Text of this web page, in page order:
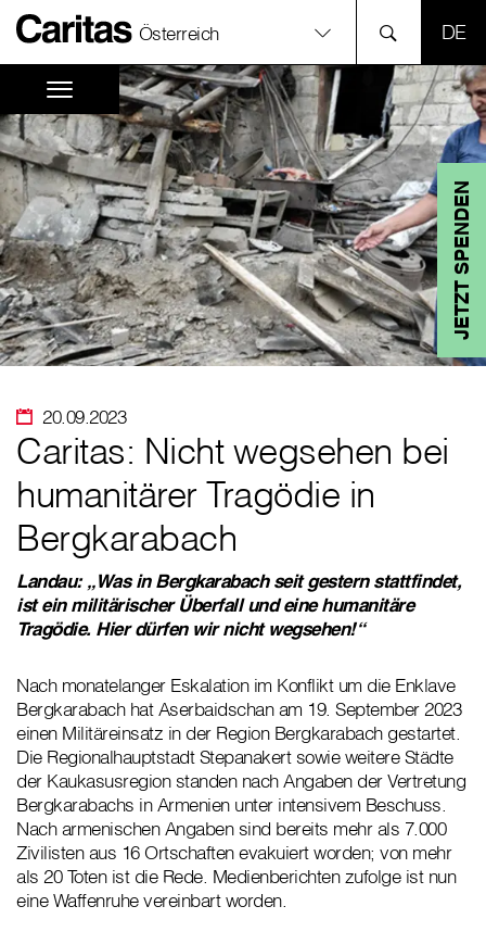
Österreich
JETZT SPENDEN
20.09.2023
Caritas: Nicht wegsehen bei
humanitärer Tragödie in
Bergkarabach
Landau: „Was in Bergkarabach seit gestern stattfindet,
ist ein militärischer Überfall und eine humanitäre
Tragödie. Hier dürfen wir nicht wegsehen!“
Nach monatelanger Eskalation im Konflikt um die Enklave
Bergkarabach hat Aserbaidschan am 19. September 2023
einen Militäreinsatz in der Region Bergkarabach gestartet.
Die Regionalhauptstadt Stepanakert sowie weitere Städte
der Kaukasusregion standen nach Angaben der Vertretung
Bergkarabachs in Armenien unter intensivem Beschuss.
Nach armenischen Angaben sind bereits mehr als 7.000
Zivilisten aus 16 Ortschaften evakuiert worden; von mehr
als 20 Toten ist die Rede. Medienberichten zufolge ist nun
eine Waffenruhe vereinbart worden.